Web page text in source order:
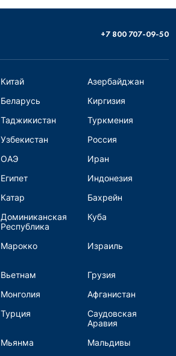
+7 800 707-09-50
Китай
Азербайджан
Беларусь
Киргизия
Таджикистан
Туркмения
Узбекистан
Россия
ОАЭ
Иран
Египет
Индонезия
Катар
Бахрейн
Доминиканская
Республика
Куба
Марокко Израиль
Вьетнам
Грузия
Монголия
Афганистан
Турция
Саудовская
Аравия
Мьянма
Мальдивы